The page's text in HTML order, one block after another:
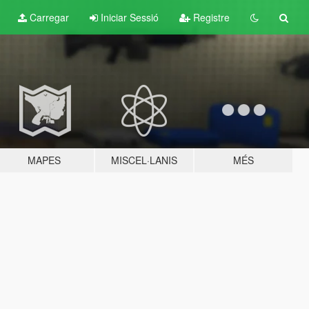
Carregar Iniciar Sessió Registre
MAPES MISCEL·LANIS MÉS